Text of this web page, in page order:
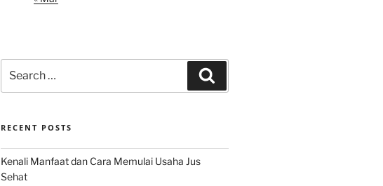
for:
RECENT POSTS
Kenali Manfaat dan Cara Memulai Usaha Jus
Sehat